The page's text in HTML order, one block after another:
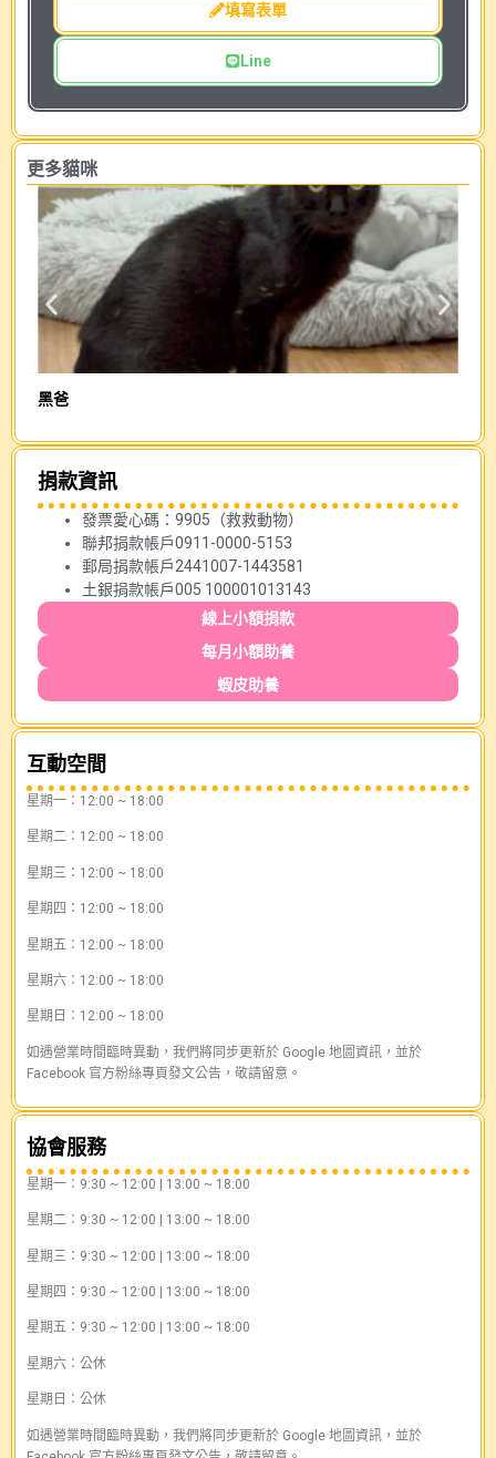
填寫表單
Line
更多貓咪
黑爸
捐款資訊
發票愛心碼：9905（救救動物）
聯邦捐款帳戶0911-0000-5153
郵局捐款帳戶2441007-1443581
土銀捐款帳戶005 100001013143
線上小額捐款
每月小額助養
蝦皮助養
互動空間
星期一：12:00 ~ 18:00
星期二：12:00 ~ 18:00
星期三：12:00 ~ 18:00
星期四：12:00 ~ 18:00
星期五：12:00 ~ 18:00
星期六：12:00 ~ 18:00
星期日：12:00 ~ 18:00
如遇營業時間臨時異動，我們將同步更新於 Google 地圖資訊，並於
Facebook 官方粉絲專頁發文公告，敬請留意。
協會服務
星期一：9:30 ~ 12:00 | 13:00 ~ 18:00
星期二：9:30 ~ 12:00 | 13:00 ~ 18:00
星期三：9:30 ~ 12:00 | 13:00 ~ 18:00
星期四：9:30 ~ 12:00 | 13:00 ~ 18:00
星期五：9:30 ~ 12:00 | 13:00 ~ 18:00
星期六：公休
星期日：公休
如遇營業時間臨時異動，我們將同步更新於 Google 地圖資訊，並於